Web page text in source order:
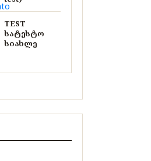
TEST
სატესტო
სიახლე